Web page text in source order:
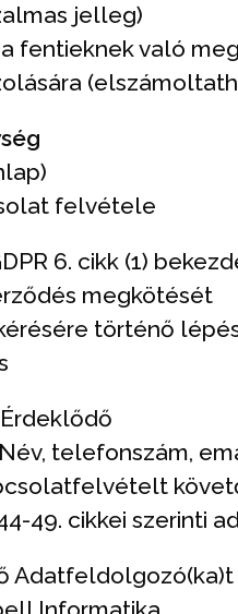
jelleg)
fentieknek való
felvétele
6. cikk (1)
megkötését
történő
telefonszám,
49. cikkei szerinti
Adatfeldolgozó(ka)t